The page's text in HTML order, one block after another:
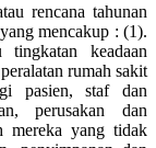
rencana tahunan
mencakup : (1).
tingkatan keadaan
rumah sakit
pasien, staf dan
perusakan dan
mereka yang tidak